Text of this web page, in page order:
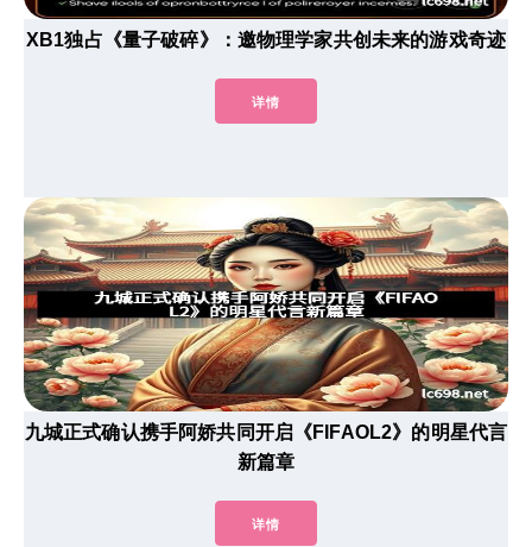
XB1独占《量子破碎》：邀物理学家共创未来的游戏奇迹
详情
九城正式确认携手阿娇共同开启《FIFAOL2》的明星代言
新篇章
详情